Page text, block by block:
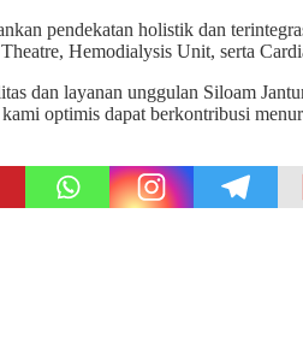
pendekatan holistik dan
Hemodialysis Unit, serta
dan layanan unggulan Siloam
optimis dapat berkontribusi